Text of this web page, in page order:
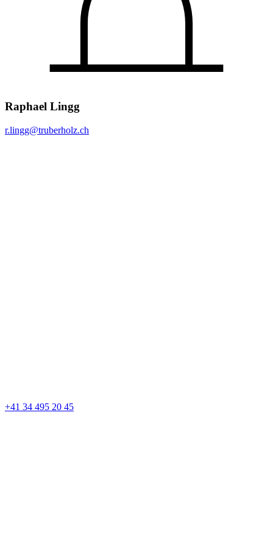
Raphael Lingg
r.lingg@truberholz.ch
+41 34 495 20 45